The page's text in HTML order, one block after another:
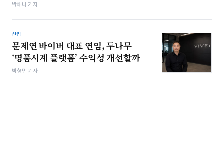
박해나 기자
산업
문제연 바이버 대표 연임, 두나무
‘명품시계 플랫폼’ 수익성 개선할까
박형민 기자